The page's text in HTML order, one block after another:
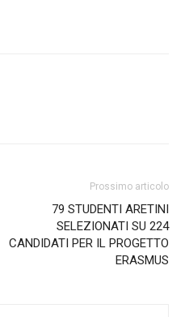
Prossimo articolo
79 STUDENTI ARETINI
SELEZIONATI SU 224
CANDIDATI PER IL PROGETTO
ERASMUS